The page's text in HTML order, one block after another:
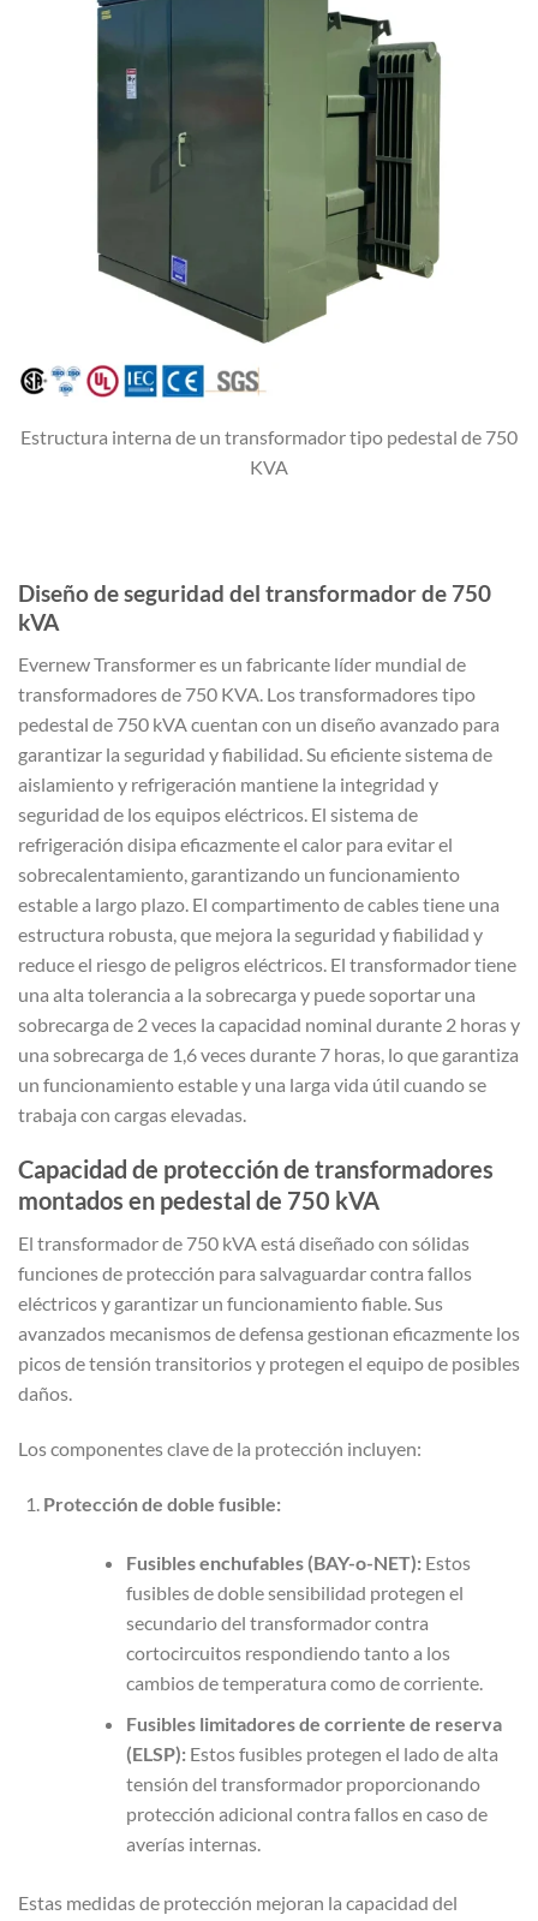
Estructura interna de un transformador tipo pedestal de 750
KVA
Diseño de seguridad del transformador de 750
kVA
Evernew Transformer es un fabricante líder mundial de
transformadores de 750 KVA. Los transformadores tipo
pedestal de 750 kVA cuentan con un diseño avanzado para
garantizar la seguridad y fiabilidad. Su eficiente sistema de
aislamiento y refrigeración mantiene la integridad y
seguridad de los equipos eléctricos. El sistema de
refrigeración disipa eficazmente el calor para evitar el
sobrecalentamiento, garantizando un funcionamiento
estable a largo plazo. El compartimento de cables tiene una
estructura robusta, que mejora la seguridad y fiabilidad y
reduce el riesgo de peligros eléctricos. El transformador tiene
una alta tolerancia a la sobrecarga y puede soportar una
sobrecarga de 2 veces la capacidad nominal durante 2 horas y
una sobrecarga de 1,6 veces durante 7 horas, lo que garantiza
un funcionamiento estable y una larga vida útil cuando se
trabaja con cargas elevadas.
Capacidad de protección de transformadores
montados en pedestal de 750 kVA
El transformador de 750 kVA está diseñado con sólidas
funciones de protección para salvaguardar contra fallos
eléctricos y garantizar un funcionamiento fiable. Sus
avanzados mecanismos de defensa gestionan eficazmente los
picos de tensión transitorios y protegen el equipo de posibles
daños.
Los componentes clave de la protección incluyen:
Protección de doble fusible:
Fusibles enchufables (BAY-o-NET):Estos
fusibles de doble sensibilidad protegen el
secundario del transformador contra
cortocircuitos respondiendo tanto a los
cambios de temperatura como de corriente.
Fusibles limitadores de corriente de reserva
(ELSP):Estos fusibles protegen el lado de alta
tensión del transformador proporcionando
protección adicional contra fallos en caso de
averías internas.
Estas medidas de protección mejoran la capacidad del